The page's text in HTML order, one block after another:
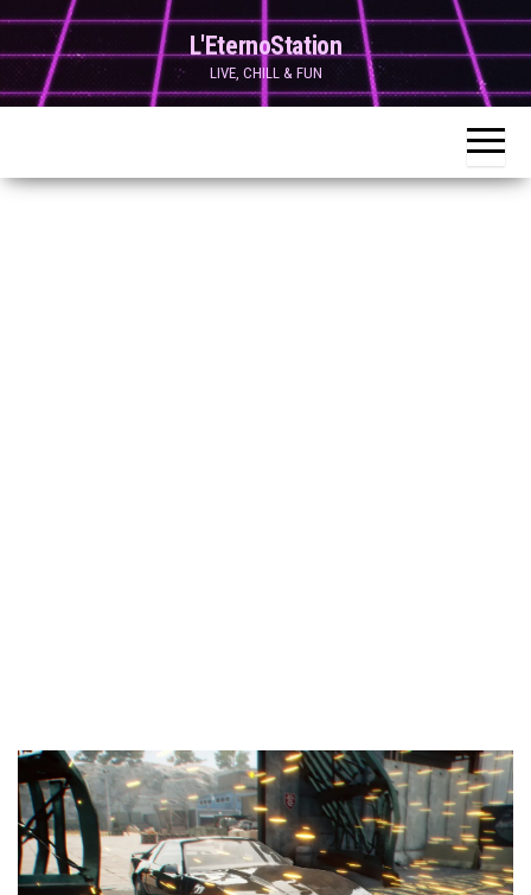
Skip
to
content
L'EternoStation
LIVE, CHILL & FUN